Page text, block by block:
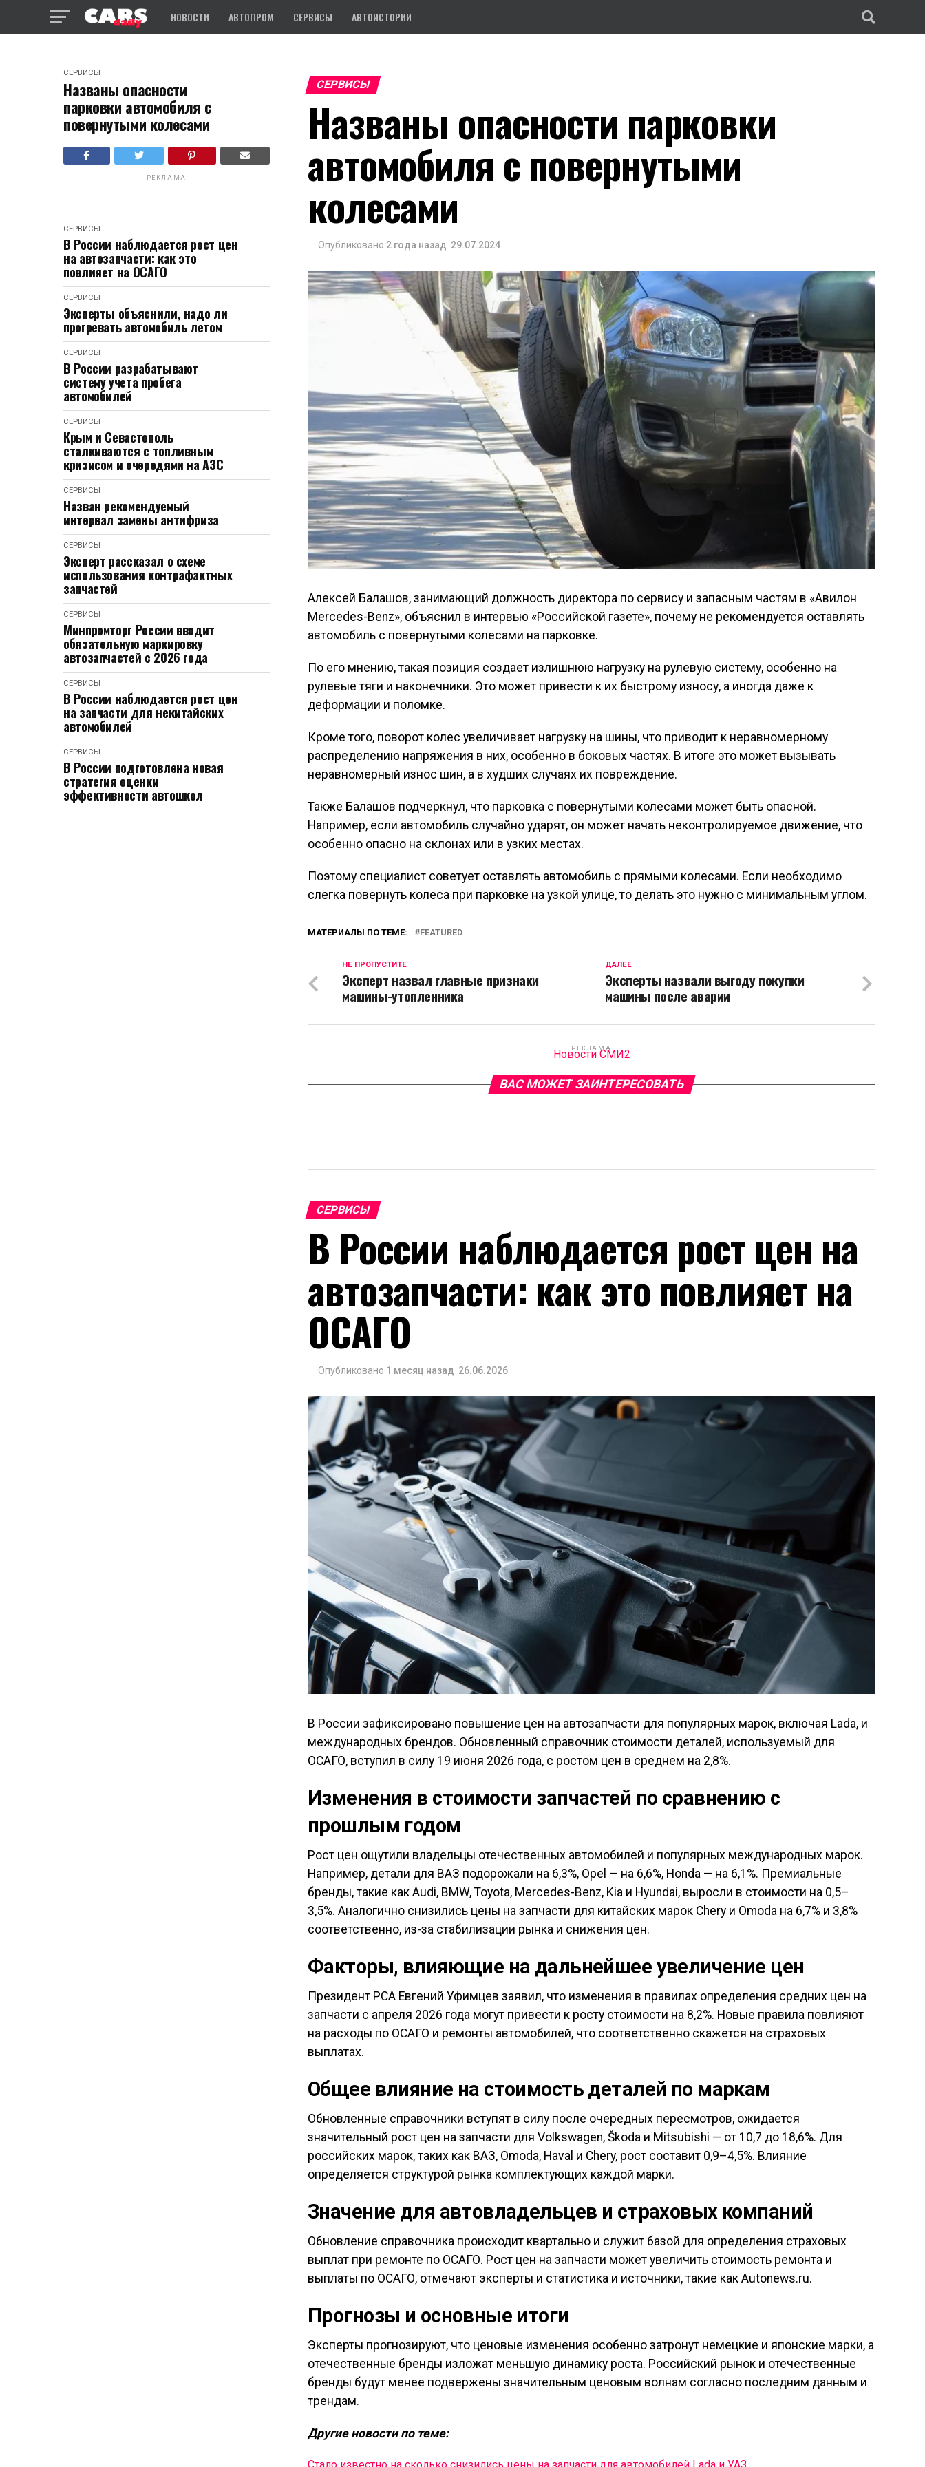
НОВОСТИ АВТОПРОМ СЕРВИСЫ АВТОИСТОРИИ
СЕРВИСЫ
Названы опасности
парковки автомобиля с
повернутыми колесами
РЕКЛАМА
СЕРВИСЫ
В России наблюдается рост цен
на автозапчасти: как это
повлияет на ОСАГО
СЕРВИСЫ
Эксперты объяснили, надо ли
прогревать автомобиль летом
СЕРВИСЫ
В России разрабатывают
систему учета пробега
автомобилей
СЕРВИСЫ
Крым и Севастополь
сталкиваются с топливным
кризисом и очередями на АЗС
СЕРВИСЫ
Назван рекомендуемый
интервал замены антифриза
СЕРВИСЫ
Эксперт рассказал о схеме
использования контрафактных
запчастей
СЕРВИСЫ
Минпромторг России вводит
обязательную маркировку
автозапчастей с 2026 года
СЕРВИСЫ
В России наблюдается рост цен
на запчасти для некитайских
автомобилей
СЕРВИСЫ
В России подготовлена новая
стратегия оценки
эффективности автошкол
СЕРВИСЫ
Названы опасности парковки
автомобиля с повернутыми
колесами
Опубликовано 2 года назад 29.07.2024
Алексей Балашов, занимающий должность директора по сервису и запасным частям в «Авилон
Mercedes-Benz», объяснил в интервью «Российской газете», почему не рекомендуется оставлять
автомобиль с повернутыми колесами на парковке.
По его мнению, такая позиция создает излишнюю нагрузку на рулевую систему, особенно на
рулевые тяги и наконечники. Это может привести к их быстрому износу, а иногда даже к
деформации и поломке.
Кроме того, поворот колес увеличивает нагрузку на шины, что приводит к неравномерному
распределению напряжения в них, особенно в боковых частях. В итоге это может вызывать
неравномерный износ шин, а в худших случаях их повреждение.
Также Балашов подчеркнул, что парковка с повернутыми колесами может быть опасной.
Например, если автомобиль случайно ударят, он может начать неконтролируемое движение, что
особенно опасно на склонах или в узких местах.
Поэтому специалист советует оставлять автомобиль с прямыми колесами. Если необходимо
слегка повернуть колеса при парковке на узкой улице, то делать это нужно с минимальным углом.
МАТЕРИАЛЫ ПО ТЕМЕ: FEATURED
ДАЛЕЕ
Эксперты назвали выгоду покупки
машины после аварии
НЕ ПРОПУСТИТЕ
Эксперт назвал главные признаки
машины-утопленника
РЕКЛАМА
Новости СМИ2
ВАС МОЖЕТ ЗАИНТЕРЕСОВАТЬ
СЕРВИСЫ
В России наблюдается рост цен на
автозапчасти: как это повлияет на
ОСАГО
Опубликовано 1 месяц назад 26.06.2026
В России зафиксировано повышение цен на автозапчасти для популярных марок, включая Lada, и
международных брендов. Обновленный справочник стоимости деталей, используемый для
ОСАГО, вступил в силу 19 июня 2026 года, с ростом цен в среднем на 2,8%.
Изменения в стоимости запчастей по сравнению с
прошлым годом
Рост цен ощутили владельцы отечественных автомобилей и популярных международных марок.
Например, детали для ВАЗ подорожали на 6,3%, Opel — на 6,6%, Honda — на 6,1%. Премиальные
бренды, такие как Audi, BMW, Toyota, Mercedes-Benz, Kia и Hyundai, выросли в стоимости на 0,5–
3,5%. Аналогично снизились цены на запчасти для китайских марок Chery и Omoda на 6,7% и 3,8%
соответственно, из-за стабилизации рынка и снижения цен.
Факторы, влияющие на дальнейшее увеличение цен
Президент РСА Евгений Уфимцев заявил, что изменения в правилах определения средних цен на
запчасти с апреля 2026 года могут привести к росту стоимости на 8,2%. Новые правила повлияют
на расходы по ОСАГО и ремонты автомобилей, что соответственно скажется на страховых
выплатах.
Общее влияние на стоимость деталей по маркам
Обновленные справочники вступят в силу после очередных пересмотров, ожидается
значительный рост цен на запчасти для Volkswagen, Škoda и Mitsubishi — от 10,7 до 18,6%. Для
российских марок, таких как ВАЗ, Omoda, Haval и Chery, рост составит 0,9–4,5%. Влияние
определяется структурой рынка комплектующих каждой марки.
Значение для автовладельцев и страховых компаний
Обновление справочника происходит квартально и служит базой для определения страховых
выплат при ремонте по ОСАГО. Рост цен на запчасти может увеличить стоимость ремонта и
выплаты по ОСАГО, отмечают эксперты и статистика и источники, такие как Autonews.ru.
Прогнозы и основные итоги
Эксперты прогнозируют, что ценовые изменения особенно затронут немецкие и японские марки, а
отечественные бренды изложат меньшую динамику роста. Российский рынок и отечественные
бренды будут менее подвержены значительным ценовым волнам согласно последним данным и
трендам.
Другие новости по теме: